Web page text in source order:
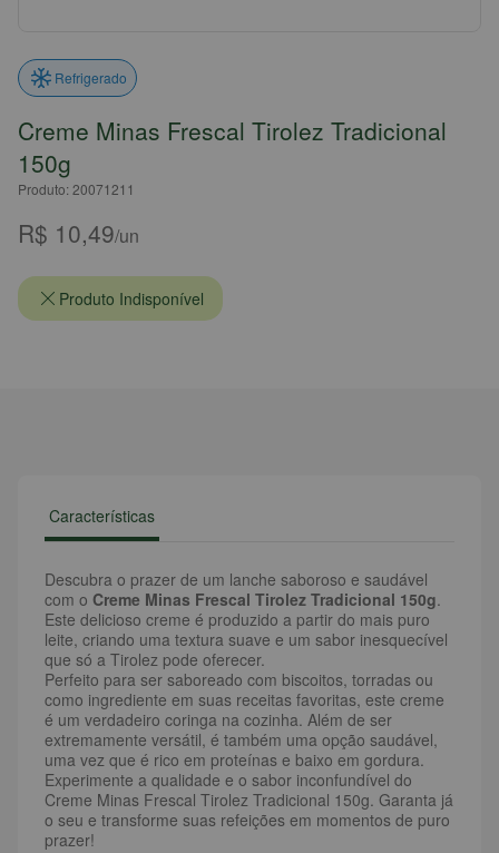
Refrigerado
Creme Minas Frescal Tirolez Tradicional
150g
Produto: 20071211
R$ 10,49/un
Produto Indisponível
Características
Descubra o prazer de um lanche saboroso e saudável
com o Creme Minas Frescal Tirolez Tradicional 150g.
Este delicioso creme é produzido a partir do mais puro
leite, criando uma textura suave e um sabor inesquecível
que só a Tirolez pode oferecer.
Perfeito para ser saboreado com biscoitos, torradas ou
como ingrediente em suas receitas favoritas, este creme
é um verdadeiro coringa na cozinha. Além de ser
extremamente versátil, é também uma opção saudável,
uma vez que é rico em proteínas e baixo em gordura.
Experimente a qualidade e o sabor inconfundível do
Creme Minas Frescal Tirolez Tradicional 150g. Garanta já
o seu e transforme suas refeições em momentos de puro
prazer!